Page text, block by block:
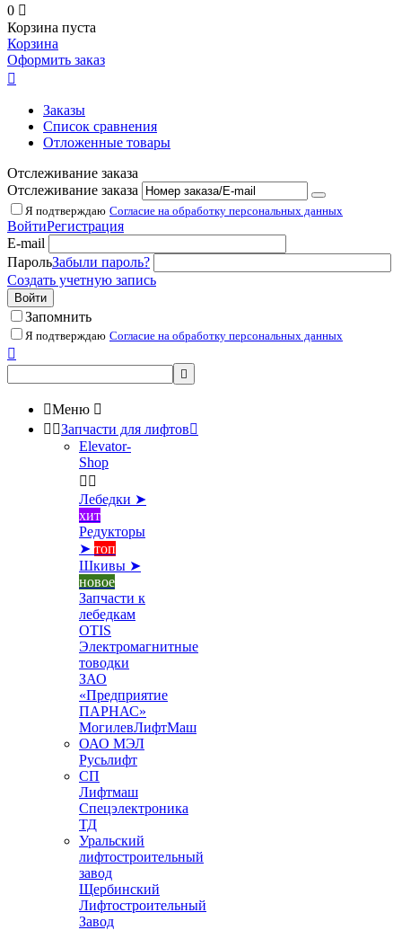
0 
Корзина пуста
Корзина
Оформить заказ

Заказы
Список сравнения
Отложенные товары
Отслеживание заказа
Отслеживание заказа
Я подтверждаю Согласие на обработку персональных данных
ВойтиРегистрация
E-mail
ПарольЗабыли пароль?
Создать учетную запись
Войти
Запомнить
Я подтверждаю Согласие на обработку персональных данных


Меню 
 Запчасти для лифтов
Elevator-
Shop
 
Лебедки ➤
хит
Редукторы
➤ топ
Шкивы ➤
новое
Запчасти к
лебедкам
OTIS
Электромагнитные
товодки
ЗАО
«Предприятие
ПАРНАС»
МогилевЛифтМаш
ОАО МЭЛ
Русьлифт
СП
Лифтмаш
Спецэлектроника
ТД
Уральский
лифтостроительный
завод
Щербинский
Лифтостроительный
Завод